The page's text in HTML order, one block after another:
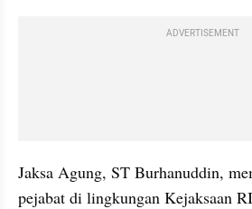
ADVERTISEMENT
Jaksa Agung, ST Burhanuddin,
pejabat di lingkungan Kejaksaan